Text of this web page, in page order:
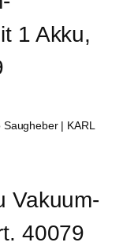
1 Akku,
Vakuum-
40079